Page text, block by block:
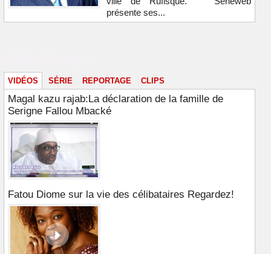
présente ses...
VIDÉOS SÉRIE REPORTAGE CLIPS
Magal kazu rajab:La déclaration de la famille de
Serigne Fallou Mbacké
Fatou Diome sur la vie des célibataires Regardez!